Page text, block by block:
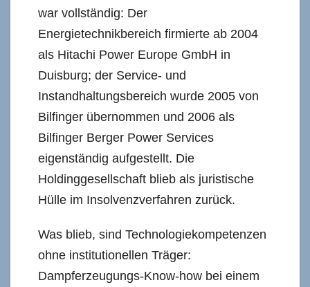
war vollständig: Der
Energietechnikbereich firmierte ab 2004
als Hitachi Power Europe GmbH in
Duisburg; der Service- und
Instandhaltungsbereich wurde 2005 von
Bilfinger übernommen und 2006 als
Bilfinger Berger Power Services
eigenständig aufgestellt. Die
Holdinggesellschaft blieb als juristische
Hülle im Insolvenzverfahren zurück.
Was blieb, sind Technologiekompetenzen
ohne institutionellen Träger:
Dampferzeugungs-Know-how bei einem